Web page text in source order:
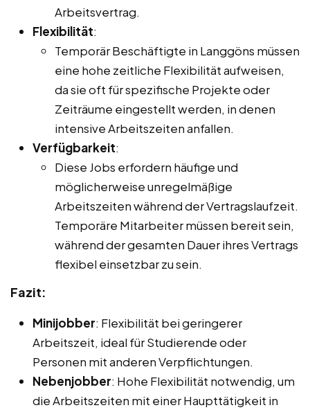
Arbeitsvertrag.
Flexibilität:
Temporär Beschäftigte in Langgöns müssen
eine hohe zeitliche Flexibilität aufweisen,
da sie oft für spezifische Projekte oder
Zeiträume eingestellt werden, in denen
intensive Arbeitszeiten anfallen.
Verfügbarkeit:
Diese Jobs erfordern häufige und
möglicherweise unregelmäßige
Arbeitszeiten während der Vertragslaufzeit.
Temporäre Mitarbeiter müssen bereit sein,
während der gesamten Dauer ihres Vertrags
flexibel einsetzbar zu sein.
Fazit:
Minijobber: Flexibilität bei geringerer
Arbeitszeit, ideal für Studierende oder
Personen mit anderen Verpflichtungen.
Nebenjobber: Hohe Flexibilität notwendig, um
die Arbeitszeiten mit einer Haupttätigkeit in